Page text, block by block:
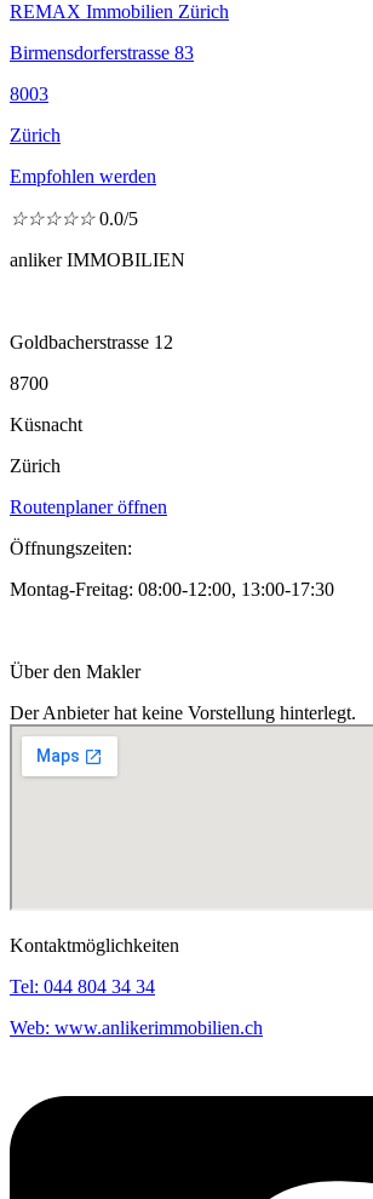
REMAX Immobilien Zürich
Birmensdorferstrasse 83
8003
Zürich
Empfohlen werden
☆☆☆☆☆ 0.0/5
anliker IMMOBILIEN
Goldbacherstrasse 12
8700
Küsnacht
Zürich
Routenplaner öffnen
Öffnungszeiten:
Montag-Freitag: 08:00-12:00, 13:00-17:30
Über den Makler
Der Anbieter hat keine Vorstellung hinterlegt.
Kontaktmöglichkeiten
Tel: 044 804 34 34
Web: www.anlikerimmobilien.ch